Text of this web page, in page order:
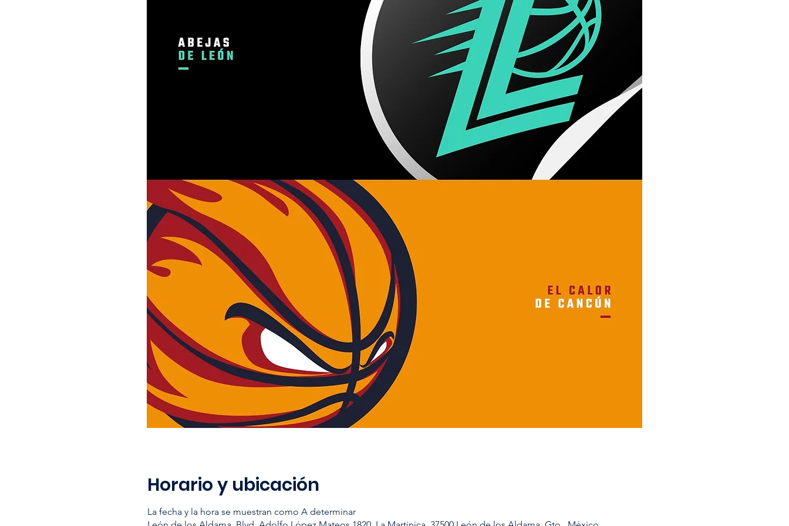
Horario y ubicación
La fecha y la hora se muestran como A determinar